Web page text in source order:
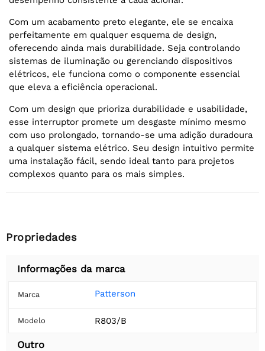
Com um acabamento preto elegante, ele se encaixa
perfeitamente em qualquer esquema de design,
oferecendo ainda mais durabilidade. Seja controlando
sistemas de iluminação ou gerenciando dispositivos
elétricos, ele funciona como o componente essencial
que eleva a eficiência operacional.
Com um design que prioriza durabilidade e usabilidade,
esse interruptor promete um desgaste mínimo mesmo
com uso prolongado, tornando-se uma adição duradoura
a qualquer sistema elétrico. Seu design intuitivo permite
uma instalação fácil, sendo ideal tanto para projetos
complexos quanto para os mais simples.
Propriedades
Informações da marca
Marca Patterson
Modelo R803/B
Outro